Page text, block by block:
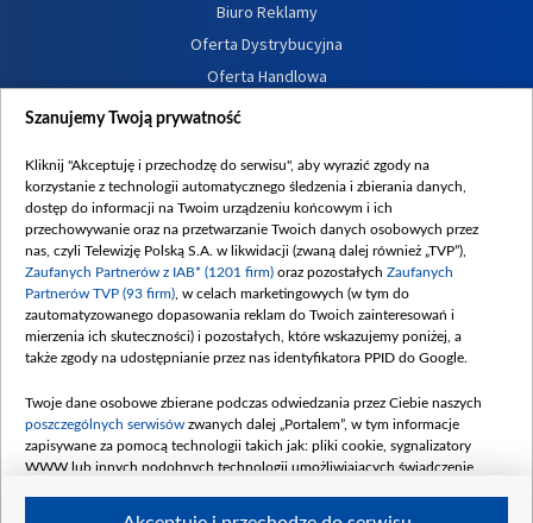
Biuro Reklamy
Oferta Dystrybucyjna
Oferta Handlowa
Dostępność
Procedura zgłoszeń wewnętrznych
Szanujemy Twoją prywatność
Kliknij "Akceptuję i przechodzę do serwisu", aby wyrazić zgody na
korzystanie z technologii automatycznego śledzenia i zbierania danych,
dostęp do informacji na Twoim urządzeniu końcowym i ich
przechowywanie oraz na przetwarzanie Twoich danych osobowych przez
nas, czyli Telewizję Polską S.A. w likwidacji (zwaną dalej również „TVP”),
Zaufanych Partnerów z IAB* (1201 firm) oraz pozostałych Zaufanych
Partnerów TVP (93 firm) , w celach marketingowych (w tym do
zautomatyzowanego dopasowania reklam do Twoich zainteresowań i
mierzenia ich skuteczności) i pozostałych, które wskazujemy poniżej, a
także zgody na udostępnianie przez nas identyfikatora PPID do Google.
Twoje dane osobowe zbierane podczas odwiedzania przez Ciebie naszych
poszczególnych serwisów zwanych dalej „Portalem”, w tym informacje
zapisywane za pomocą technologii takich jak: pliki cookie, sygnalizatory
WWW lub innych podobnych technologii umożliwiających świadczenie